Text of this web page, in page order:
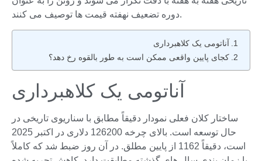
دوره تضعیف نهفته قیمت ها توصیف می کنند.
آناتومی یک کلاهبرداری
کجای پایین واقعی ممکن است به طور بالقوه رخ دهد؟
آناتومی یک کلاهبرداری
ساختار کلان فعلی نمودار دقیقاً مطابق با سناریوی تاریخی در
حال توسعه است. بالای چرخه 126200 دلاری در اکتبر 2025
است، دقیقاً 1162 از پایین مطلق. در آن روز ضبط شد که کاملاً